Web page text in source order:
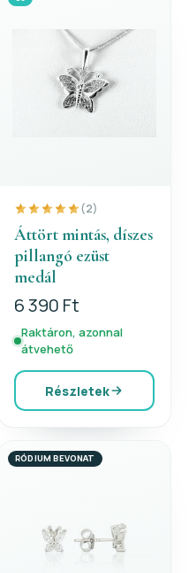
(2)
Áttört mintás, díszes
pillangó ezüst
medál
6 390 Ft
Raktáron, azonnal
átvehető
Részletek
RÓDIUM BEVONAT